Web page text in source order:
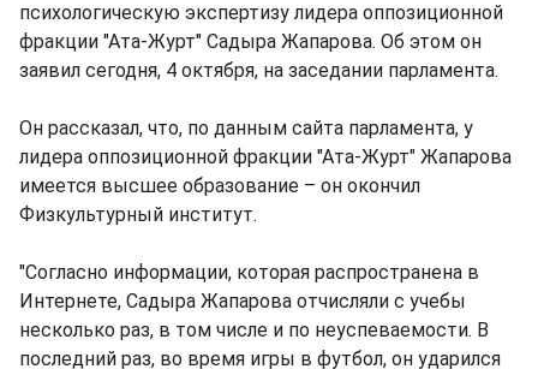
психологическую экспертизу лидера оппозиционной
фракции "Ата-Журт" Садыра Жапарова. Об этом он
заявил сегодня, 4 октября, на заседании парламента.
Он рассказал, что, по данным сайта парламента, у
лидера оппозиционной фракции "Ата-Журт" Жапарова
имеется высшее образование – он окончил
Физкультурный институт.
"Согласно информации, которая распространена в
Интернете, Садыра Жапарова отчисляли с учебы
несколько раз, в том числе и по неуспеваемости. В
последний раз, во время игры в футбол, он ударился